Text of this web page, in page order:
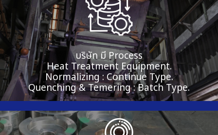
บริษัท มี Process
Heat Treatment Equipment.
Normalizing : Continue Type.
Quenching & Temering : Batch Type.